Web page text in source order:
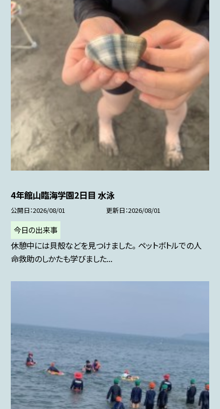
4年館山臨海学園2日目 水泳
公開日 2026/08/01 更新日 2026/08/01
今日の出来事
休憩中には貝殻などを見つけました。 ペットボトルでの人
命救助のしかたも学びました...